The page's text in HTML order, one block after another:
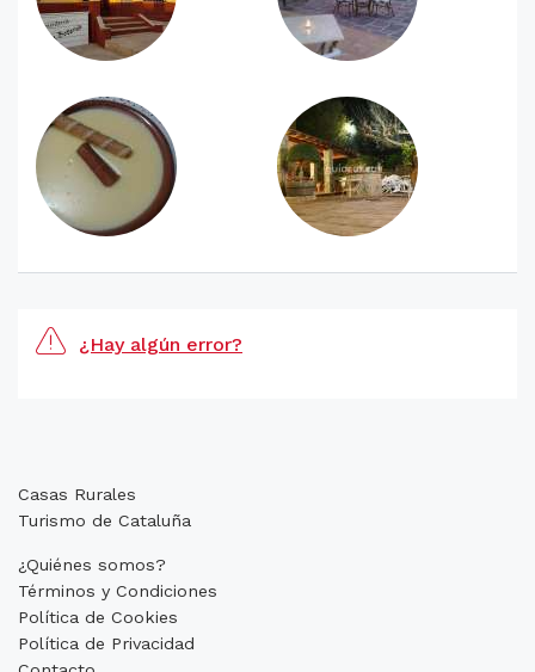
¿Hay algún error?
Casas Rurales
Turismo de Cataluña
¿Quiénes somos?
Términos y Condiciones
Política de Cookies
Política de Privacidad